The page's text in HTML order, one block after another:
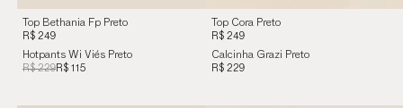
Top Bethania Fp Preto
R$ 249
Hotpants Wi Viés Preto
R$ 229R$ 115
Top Cora Preto
R$ 249
Calcinha Grazi Preto
R$ 229